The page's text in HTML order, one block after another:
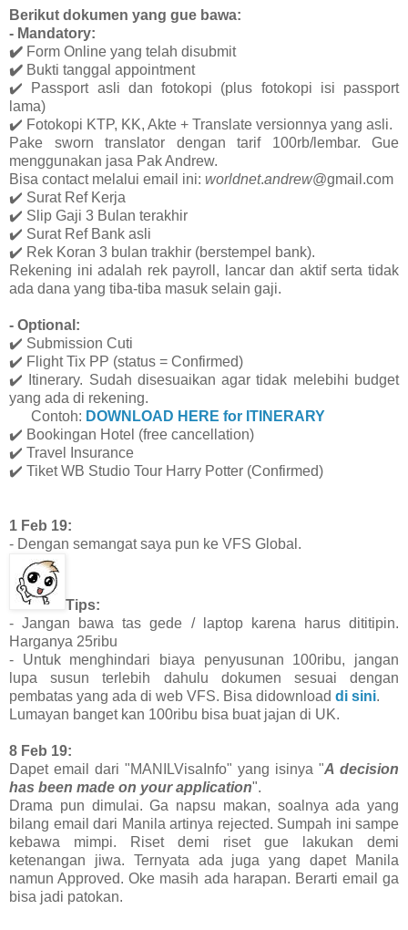
Berikut dokumen yang gue bawa:
- Mandatory:
✔️ Form Online yang telah disubmit
✔️ Bukti tanggal appointment
✔️ Passport asli dan fotokopi (plus fotokopi isi passport
lama)
✔️ Fotokopi KTP, KK, Akte + Translate versionnya yang asli.
Pake sworn translator dengan tarif 100rb/lembar. Gue
menggunakan jasa Pak Andrew.
Bisa contact melalui email ini: worldnet.andrew@gmail.com
✔️ Surat Ref Kerja
✔️ Slip Gaji 3 Bulan terakhir
✔️ Surat Ref Bank asli
✔️ Rek Koran 3 bulan trakhir (berstempel bank).
Rekening ini adalah rek payroll, lancar dan aktif serta tidak
ada dana yang tiba-tiba masuk selain gaji.
- Optional:
✔️ Submission Cuti
✔️ Flight Tix PP (status = Confirmed)
✔️ Itinerary. Sudah disesuaikan agar tidak melebihi budget
yang ada di rekening.
Contoh: DOWNLOAD HERE for ITINERARY
✔️ Bookingan Hotel (free cancellation)
✔️ Travel Insurance
✔️ Tiket WB Studio Tour Harry Potter (Confirmed)
1 Feb 19:
- Dengan semangat saya pun ke VFS Global.
Tips:
- Jangan bawa tas gede / laptop karena harus dititipin.
Harganya 25ribu
- Untuk menghindari biaya penyusunan 100ribu, jangan
lupa susun terlebih dahulu dokumen sesuai dengan
pembatas yang ada di web VFS. Bisa didownload di sini.
Lumayan banget kan 100ribu bisa buat jajan di UK.
8 Feb 19:
Dapet email dari "MANILVisaInfo" yang isinya "A decision
has been made on your application".
Drama pun dimulai. Ga napsu makan, soalnya ada yang
bilang email dari Manila artinya rejected. Sumpah ini sampe
kebawa mimpi. Riset demi riset gue lakukan demi
ketenangan jiwa. Ternyata ada juga yang dapet Manila
namun Approved. Oke masih ada harapan. Berarti email ga
bisa jadi patokan.